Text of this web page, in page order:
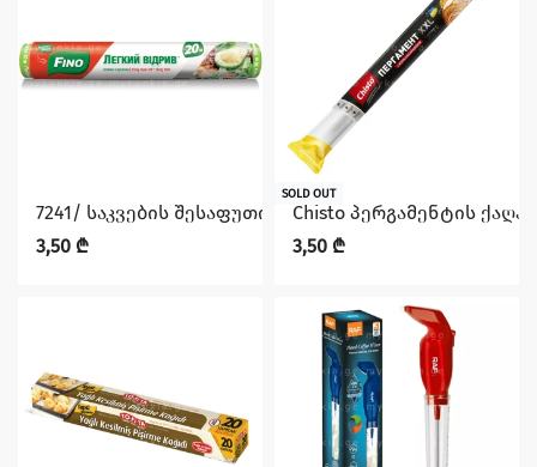
7241/ საკვების შესაფუთი 20მ FINO
3,50 ₾
SOLD OUT
Chisto პერგამენტის
3,50 ₾